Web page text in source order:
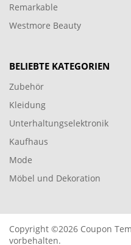
Remarkable
Westmore Beauty
BELIEBTE KATEGORIEN
Zubehör
Kleidung
Unterhaltungselektronik
Kaufhaus
Mode
Möbel und Dekoration
Copyright ©2026 Coupon
vorbehalten.